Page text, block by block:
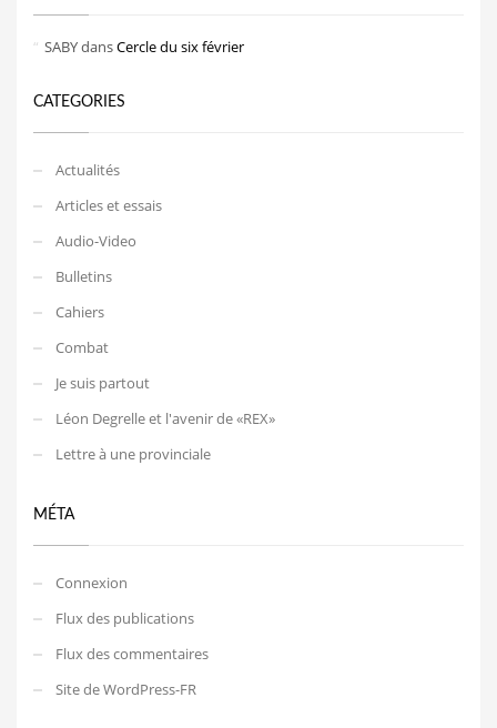
SABYdansCercle du six février
CATEGORIES
Actualités
Articles et essais
Audio-Video
Bulletins
Cahiers
Combat
Je suis partout
Léon Degrelle et l'avenir de «REX»
Lettre à une provinciale
MÉTA
Connexion
Flux des publications
Flux des commentaires
Site de WordPress-FR